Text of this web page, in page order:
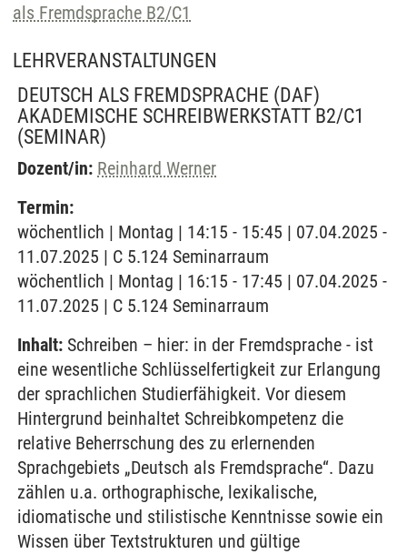
als Fremdsprache B2/C1
LEHRVERANSTALTUNGEN
DEUTSCH ALS FREMDSPRACHE (DAF)
AKADEMISCHE SCHREIBWERKSTATT B2/C1
(SEMINAR)
Dozent/in: Reinhard Werner
Termin:
wöchentlich | Montag | 14:15 - 15:45 | 07.04.2025 -
11.07.2025 | C 5.124 Seminarraum
wöchentlich | Montag | 16:15 - 17:45 | 07.04.2025 -
11.07.2025 | C 5.124 Seminarraum
Inhalt: Schreiben – hier: in der Fremdsprache - ist
eine wesentliche Schlüsselfertigkeit zur Erlangung
der sprachlichen Studierfähigkeit. Vor diesem
Hintergrund beinhaltet Schreibkompetenz die
relative Beherrschung des zu erlernenden
Sprachgebiets „Deutsch als Fremdsprache“. Dazu
zählen u.a. orthographische, lexikalische,
idiomatische und stilistische Kenntnisse sowie ein
Wissen über Textstrukturen und gültige